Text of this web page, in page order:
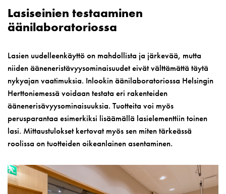
Lasiseinien testaaminen
äänilaboratoriossa
Lasien uudelleenkäyttö on mahdollista ja järkevää, mutta
niiden ääneneristävyysominaisuudet eivät välttämättä täytä
nykyajan vaatimuksia. Inlookin äänilaboratoriossa Helsingin
Herttoniemessä voidaan testata eri rakenteiden
äänenerisävyysominaisuuksia. Tuotteita voi myös
perusparantaa esimerkiksi lisäämällä lasielementtiin toinen
lasi. Mittaustulokset kertovat myös sen miten tärkeässä
roolissa on tuotteiden oikeanlainen asentaminen.